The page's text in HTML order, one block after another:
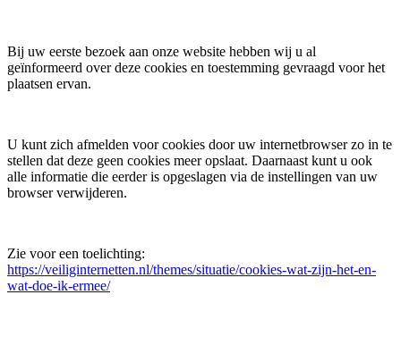
Bij uw eerste bezoek aan onze website hebben wij u al
geïnformeerd over deze cookies en toestemming gevraagd voor het
plaatsen ervan.
U kunt zich afmelden voor cookies door uw internetbrowser zo in te
stellen dat deze geen cookies meer opslaat. Daarnaast kunt u ook
alle informatie die eerder is opgeslagen via de instellingen van uw
browser verwijderen.
Zie voor een toelichting:
https://veiliginternetten.nl/themes/situatie/cookies-wat-zijn-het-en-
wat-doe-ik-ermee/